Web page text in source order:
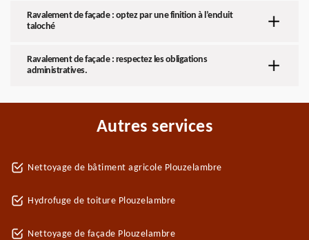
Ravalement de façade : optez par une finition à l’enduit
taloché
Ravalement de façade : respectez les obligations
administratives.
Autres services
Nettoyage de bâtiment agricole Plouzelambre
Hydrofuge de toiture Plouzelambre
Nettoyage de façade Plouzelambre